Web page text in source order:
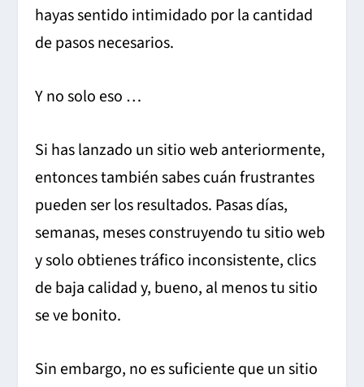
hayas sentido intimidado por la cantidad
de pasos necesarios.
Y no solo eso …
Si has lanzado un sitio web anteriormente,
entonces también sabes cuán frustrantes
pueden ser los resultados. Pasas días,
semanas, meses construyendo tu sitio web
y solo obtienes tráfico inconsistente, clics
de baja calidad y, bueno, al menos tu sitio
se ve bonito.
Sin embargo, no es suficiente que un sitio